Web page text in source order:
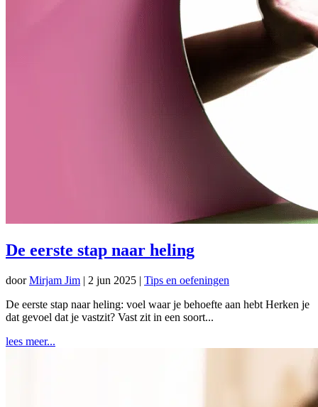
De eerste stap naar heling
doorMirjam Jim | 2 jun 2025 | Tips en oefeningen
De eerste stap naar heling: voel waar je behoefte aan hebt Herken je
dat gevoel dat je vastzit? Vast zit in een soort...
lees meer...